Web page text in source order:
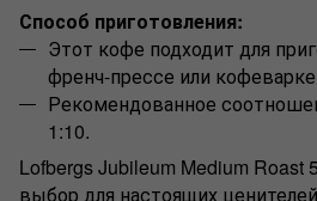
Способ приготовления:
Этот кофе подходит для
френч-прессе или
Рекомендованное
1:10.
Lofbergs Jubileum Medium Roast
выбор для настоящих